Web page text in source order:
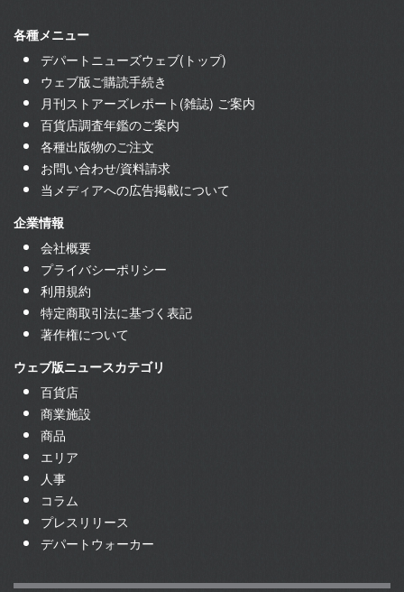
各種メニュー
デパートニューズウェブ(トップ)
ウェブ版ご購読手続き
月刊ストアーズレポート(雑誌) ご案内
百貨店調査年鑑のご案内
各種出版物のご注文
お問い合わせ/資料請求
当メディアへの広告掲載について
企業情報
会社概要
プライバシーポリシー
利用規約
特定商取引法に基づく表記
著作権について
ウェブ版ニュースカテゴリ
百貨店
商業施設
商品
エリア
人事
コラム
プレスリリース
デパートウォーカー